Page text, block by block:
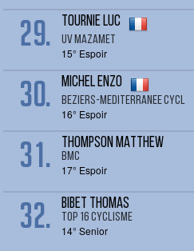
29. TOURNIE Luc
UV MAZAMET
15° Espoir
30. MICHEL Enzo
BEZIERS-MEDITERRANEE CYCL
16° Espoir
31. THOMPSON MATTHEW
BMC
17° Espoir
32. BIBET THOMAS
TOP 16 CYCLISME
14° Senior